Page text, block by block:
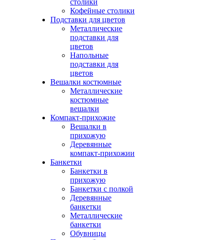
столики
Кофейные столики
Подставки для цветов
Металлические
подставки для
цветов
Напольные
подставки для
цветов
Вешалки костюмные
Металлические
костюмные
вешалки
Компакт-прихожие
Вешалки в
прихожую
Деревянные
компакт-прихожии
Банкетки
Банкетки в
прихожую
Банкетки с полкой
Деревянные
банкетки
Металлические
банкетки
Обувницы